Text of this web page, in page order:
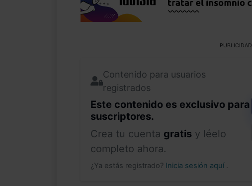
PUBLICIDAD
Contenido para usuarios
registrados
Este contenido es exclusivo para
suscriptores.
Crea tu cuenta gratis y léelo
completo ahora.
¿Ya estás registrado? Inicia sesión aquí .